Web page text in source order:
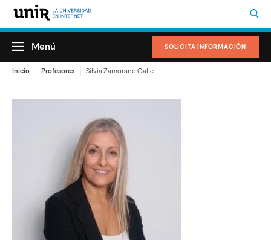
SOLICITA INFORMACIÓN
Menú
Inicio Profesores